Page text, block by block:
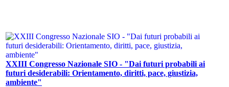
XXIII Congresso Nazionale SIO - "Dai futuri probabili ai
futuri desiderabili: Orientamento, diritti, pace, giustizia,
ambiente"